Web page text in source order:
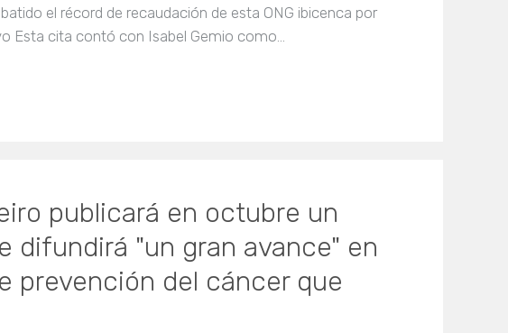
el récord de recaudación de esta ONG ibicenca por
Esta cita contó con Isabel Gemio como…
publicará en octubre un
difundirá "un gran avance" en
prevención del cáncer que